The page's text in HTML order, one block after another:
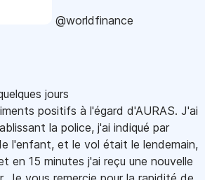
@worldfinance
jours
positifs à l'égard d'AURAS. J'ai
la police, j'ai indiqué par
l'enfant, et le vol était le lendemain,
en 15 minutes j'ai reçu une nouvelle